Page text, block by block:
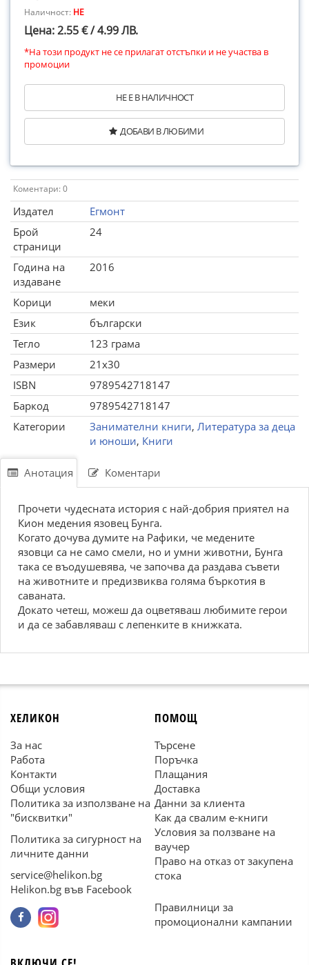
Наличност: НЕ
Цена: 2.55 € / 4.99 ЛВ.
*На този продукт не се прилагат отстъпки и не участва в
промоции
НЕ Е В НАЛИЧНОСТ
ДОБАВИ В ЛЮБИМИ
Коментари: 0
Издател
Егмонт
Брой
страници
24
Година на
издаване
2016
Корици
меки
Език
български
Тегло
123 грама
Размери
21x30
ISBN
9789542718147
Баркод
9789542718147
Категории
Занимателни книги, Литература за деца
и юноши, Книги
Анотация Коментари
Прочети чудесната история с най-добрия приятел на
Кион медения язовец Бунга.
Когато дочува думите на Рафики, че медените
язовци са не само смели, но и умни животни, Бунга
така се въодушевява, че започва да раздава съвети
на животните и предизвиква голяма бъркотия в
саваната.
Докато четеш, можеш да оцветяваш любимите герои
и да се забавляваш с лепенките в книжката.
ХЕЛИКОН
За нас
Работа
Контакти
Общи условия
Политика за използване на
"бисквитки"
Политика за сигурност на
личните данни
service@helikon.bg
Helikon.bg във Facebook
ПОМОЩ
Търсене
Поръчка
Плащания
Доставка
Данни за клиента
Как да свалим е-книги
Условия за ползване на
ваучер
Право на отказ от закупена
стока
Правилници за
промоционални кампании